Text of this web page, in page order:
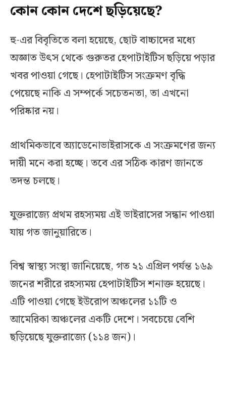
কোন কোন দেশে ছড়িয়েছে?
হু-এর বিবৃতিতে বলা হয়েছে, ছোট বাচ্চাদের মধ্যে
অজ্ঞাত উৎস থেকে গুরুতর হেপাটাইটিস ছড়িয়ে পড়ার
খবর পাওয়া গেছে। হেপাটাইটিস সংক্রমণ বৃদ্ধি
পেয়েছে নাকি এ সম্পর্কে সচেতনতা, তা এখনো
পরিষ্কার নয়।
প্রাথমিকভাবে অ্যাডেনোভাইরাসকে এ সংক্রমণের জন্য
দায়ী মনে করা হচ্ছে। তবে এর সঠিক কারণ জানতে
তদন্ত চলছে।
যুক্তরাজ্যে প্রথম রহস্যময় এই ভাইরাসের সন্ধান পাওয়া
যায় গত জানুয়ারিতে।
বিশ্ব স্বাস্থ্য সংস্থা জানিয়েছে, গত ২১ এপ্রিল পর্যন্ত ১৬৯
জনের শরীরে রহস্যময় হেপাটাইটিস শনাক্ত হয়েছে।
এটি পাওয়া গেছে ইউরোপ অঞ্চলের ১১টি ও
আমেরিকা অঞ্চলের একটি দেশে। সবচেয়ে বেশি
ছড়িয়েছে যুক্তরাজ্যে (১১৪ জন)।